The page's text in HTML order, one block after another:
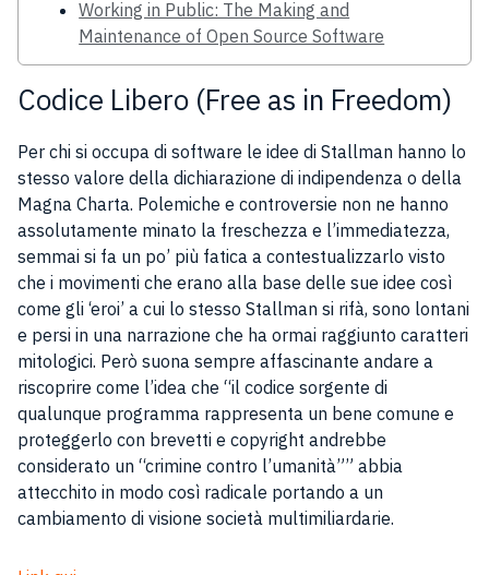
Working in Public: The Making and
Maintenance of Open Source Software
Codice Libero (Free as in Freedom)
Per chi si occupa di software le idee di Stallman hanno lo
stesso valore della dichiarazione di indipendenza o della
Magna Charta. Polemiche e controversie non ne hanno
assolutamente minato la freschezza e l’immediatezza,
semmai si fa un po’ più fatica a contestualizzarlo visto
che i movimenti che erano alla base delle sue idee così
come gli ‘eroi’ a cui lo stesso Stallman si rifà, sono lontani
e persi in una narrazione che ha ormai raggiunto caratteri
mitologici. Però suona sempre affascinante andare a
riscoprire come l’idea che “il codice sorgente di
qualunque programma rappresenta un bene comune e
proteggerlo con brevetti e copyright andrebbe
considerato un “crimine contro l’umanità”” abbia
attecchito in modo così radicale portando a un
cambiamento di visione società multimiliardarie.